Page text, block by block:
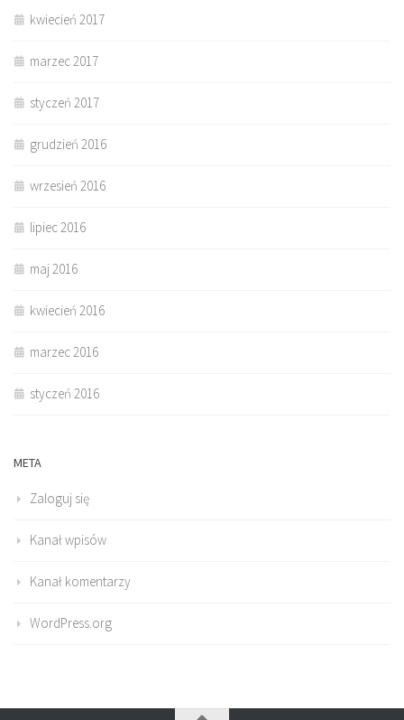
kwiecień 2017
marzec 2017
styczeń 2017
grudzień 2016
wrzesień 2016
lipiec 2016
maj 2016
kwiecień 2016
marzec 2016
styczeń 2016
META
Zaloguj się
Kanał wpisów
Kanał komentarzy
WordPress.org